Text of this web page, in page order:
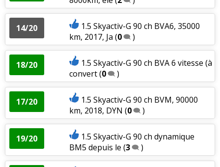
14/20
1.5 Skyactiv-G 90 ch BVA6, 35000
km, 2017, Ja (0 )
18/20
1.5 Skyactiv-G 90 ch BVA 6 vitesse (à
convert(0 )
17/20
1.5 Skyactiv-G 90 ch BVM, 90000
km, 2018, DYN (0 )
19/20
1.5 Skyactiv-G 90 ch dynamique
BM5 depuis le (3 )